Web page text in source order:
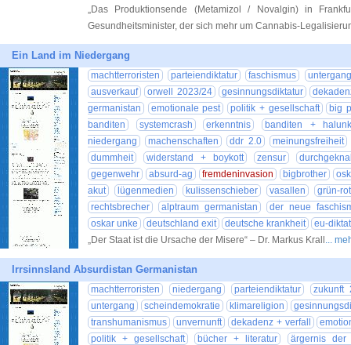
„Das Produktionsende (Metamizol / Novalgin) in
Gesundheitsminister, der sich mehr um Cannabis-
Ein Land im Niedergang
machtterroristen parteiendiktatur faschismus
untergang
ausverkauf
orwell 2023/24 gesinnungsdiktatur
germanistan
emotionale pest politik + gesellschaft
big
banditen
systemcrash erkenntnis
banditen +
niedergang
machenschaften ddr 2.0
meinungsfreiheit
dummheit
widerstand + boykott zensur
gegenwehr
absurd-ag fremdeninvasion bigbrother
akut
lügenmedien kulissenschieber vasallen
grün-
rechtsbrecher
alptraum germanistan
der neue
oskar unke
deutschland exit deutsche krankheit
eu-
„Der Staat ist die Ursache der Misere“ – Dr. Markus Krall ...
Irrsinnsland Absurdistan Germanistan
machtterroristen niedergang parteiendiktatur
zukunft
untergang
scheindemokratie klimareligion
transhumanismus
unvernunft dekadenz + verfall
politik + gesellschaft
bücher + literatur
ärgernis der